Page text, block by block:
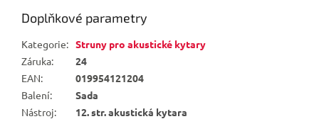
Doplňkové parametry
Kategorie: Struny pro akustické kytary
Záruka:
24
EAN:
019954121204
Balení:
Sada
Nástroj:
12. str. akustická kytara